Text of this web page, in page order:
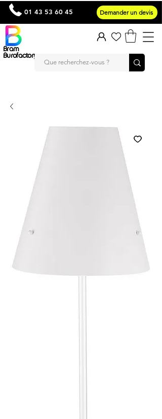
Bram
Burofactory
01 43 53 60 45 Demander un devis